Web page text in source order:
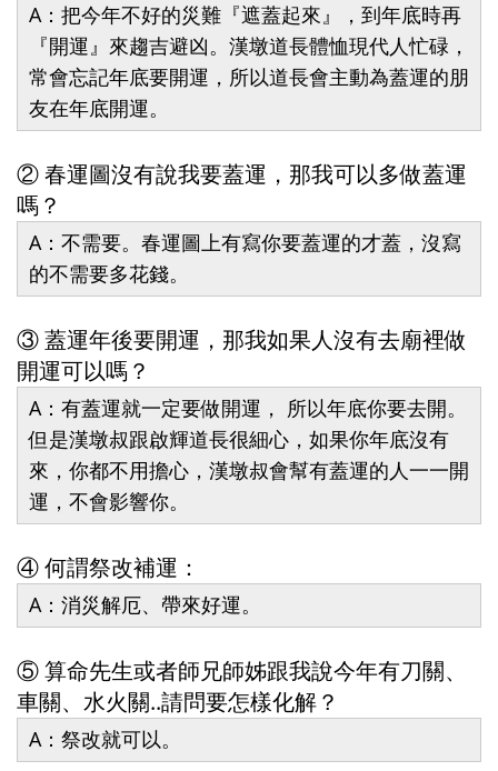
A：把今年不好的災難『遮蓋起來』，到年底時再
『開運』來趨吉避凶。漢墩道長體恤現代人忙碌，
常會忘記年底要開運，所以道長會主動為蓋運的朋
友在年底開運。
② 春運圖沒有說我要蓋運，那我可以多做蓋運
嗎？
A：不需要。春運圖上有寫你要蓋運的才蓋，沒寫
的不需要多花錢。
③ 蓋運年後要開運，那我如果人沒有去廟裡做
開運可以嗎？
A：有蓋運就一定要做開運， 所以年底你要去開。
但是漢墩叔跟啟輝道長很細心，如果你年底沒有
來，你都不用擔心，漢墩叔會幫有蓋運的人一一開
運，不會影響你。
④ 何謂祭改補運：
A：消災解厄、帶來好運。
⑤ 算命先生或者師兄師姊跟我說今年有刀關、
車關、水火關..請問要怎樣化解？
A：祭改就可以。